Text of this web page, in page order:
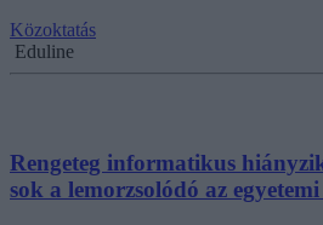
Közoktatás
Eduline
Rengeteg informatikus
sok a lemorzsolódó az